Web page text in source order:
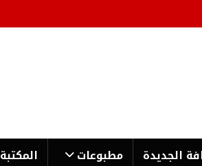
الجدیدة مطبوعات المكتبة